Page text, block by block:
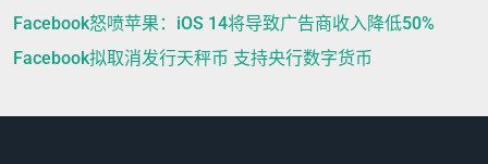
Facebook怒喷苹果：iOS 14将导致广告商收入降低50%
Facebook拟取消发行天秤币 支持央行数字货币